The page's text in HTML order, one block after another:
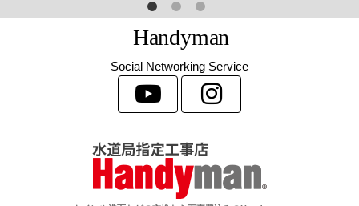
Handyman
Social Networking Service